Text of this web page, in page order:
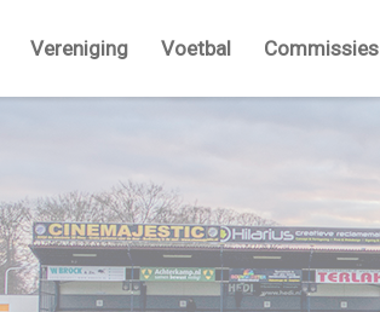
Vereniging Voetbal Commissies